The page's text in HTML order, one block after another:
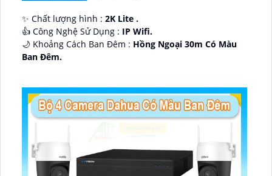
✨ Chất lượng hình : 2K Lite .
👍 Công Nghệ Sử Dụng : IP Wifi.
🌙 Khoảng Cách Ban Đêm : Hồng Ngoại 30m Có Màu
Ban Ðêm.